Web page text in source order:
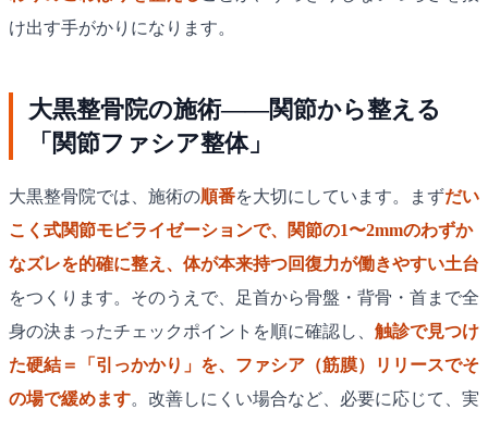
け出す手がかりになります。
大黒整骨院の施術——関節から整える
「関節ファシア整体」
大黒整骨院では、施術の順番を大切にしています。まずだい
こく式関節モビライゼーションで、関節の1〜2mmのわずか
なズレを的確に整え、体が本来持つ回復力が働きやすい土台
をつくります。そのうえで、足首から骨盤・背骨・首まで全
身の決まったチェックポイントを順に確認し、 触診で見つけ
た硬結＝「引っかかり」を、ファシア（筋膜）リリースでそ
の場で緩めます。改善しにくい場合など、必要に応じて、実